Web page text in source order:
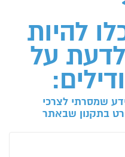
להיות
על
שמסרתי לצרכי
בתקנון שבאתר